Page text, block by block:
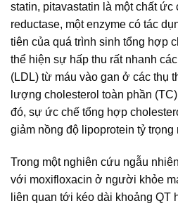
statin, pitavastatin là một chất ức
reductase, một enzyme có tác
tiên của quá trình sinh tổng hợp
thể hiện sự hấp thu rất nhanh
(LDL) từ máu vào gan ở các thụ
lượng cholesterol toàn phần
đó, sự ức chế tổng hợp
giảm nồng độ lipoprotein tỷ trọng
Trong một nghiên cứu ngẫu
với moxifloxacin ở người khỏe
liên quan tới kéo dài khoảng QT